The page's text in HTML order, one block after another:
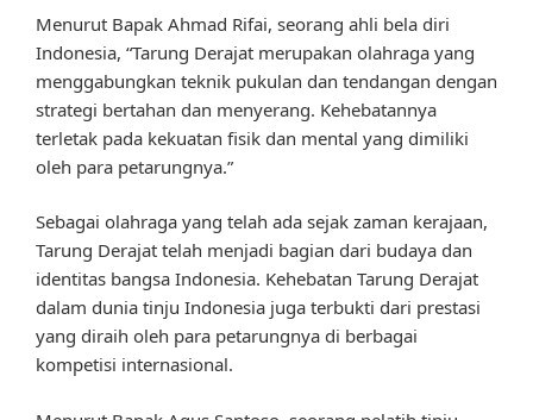
Menurut Bapak Ahmad Rifai, seorang ahli bela diri
Indonesia, “Tarung Derajat merupakan olahraga yang
menggabungkan teknik pukulan dan tendangan dengan
strategi bertahan dan menyerang. Kehebatannya
terletak pada kekuatan fisik dan mental yang dimiliki
oleh para petarungnya.”
Sebagai olahraga yang telah ada sejak zaman kerajaan,
Tarung Derajat telah menjadi bagian dari budaya dan
identitas bangsa Indonesia. Kehebatan Tarung Derajat
dalam dunia tinju Indonesia juga terbukti dari prestasi
yang diraih oleh para petarungnya di berbagai
kompetisi internasional.